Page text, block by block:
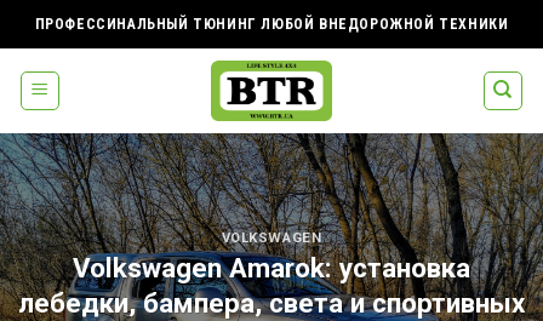
to
content
ПРОФЕССИНАЛЬНЫЙ ТЮНИНГ ЛЮБОЙ ВНЕДОРОЖНОЙ ТЕХНИКИ
VOLKSWAGEN
Volkswagen Amarok: установка
лебедки, бампера, света и спортивных